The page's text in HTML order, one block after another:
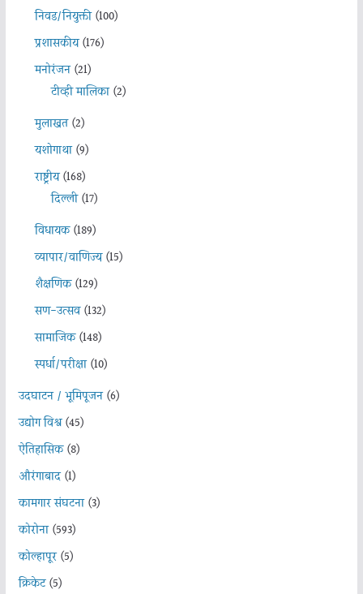
निवड/नियुक्ती(100)
प्रशासकीय(176)
मनोरंजन(21)
टीव्ही मालिका(2)
मुलाखत(2)
यशोगाथा(9)
राष्ट्रीय(168)
दिल्ली(17)
विधायक(189)
व्यापार/वाणिज्य(15)
शैक्षणिक(129)
सण-उत्सव(132)
सामाजिक(148)
स्पर्धा/परीक्षा(10)
उदघाटन / भूमिपूजन(6)
उद्योग विश्व(45)
ऐतिहासिक(8)
औरंगाबाद(1)
कामगार संघटना(3)
कोरोना(593)
कोल्हापूर(5)
क्रिकेट(5)